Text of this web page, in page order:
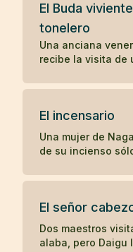
El Buda
tonelero
Una anciana
recibe la visita de
fama sostiene el
El incensario
Una mujer de
de su incienso
manchando
El señor
Dos maestros
alaba, pero Daigu